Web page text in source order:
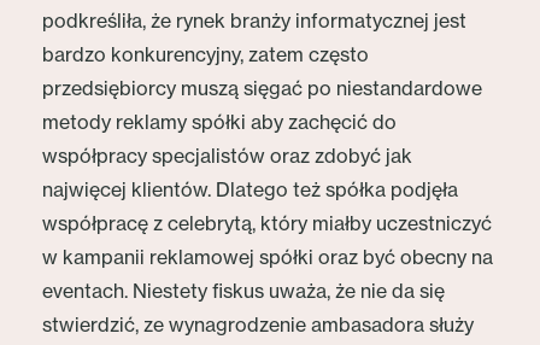
podkreśliła, że rynek branży informatycznej jest
bardzo konkurencyjny, zatem często
przedsiębiorcy muszą sięgać po niestandardowe
metody reklamy spółki aby zachęcić do
współpracy specjalistów oraz zdobyć jak
najwięcej klientów. Dlatego też spółka podjęła
współpracę z celebrytą, który miałby uczestniczyć
w kampanii reklamowej spółki oraz być obecny na
eventach. Niestety fiskus uważa, że nie da się
stwierdzić, ze wynagrodzenie ambasadora służy